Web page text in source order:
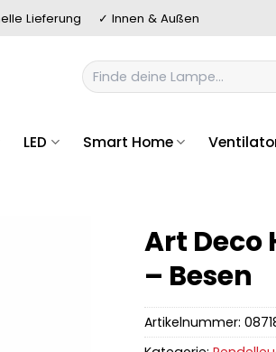
Lieferung ✓ Innen & Außen
Suchen
nach:
LED Smart Home
Art
– Besen
Artikelnummer: